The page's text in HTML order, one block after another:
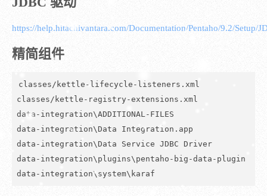
https://help.hitachivantara.com/Documentation/Pentaho/9.2/Setup/
精简组件
classes/kettle-lifecycle-listeners.xml
classes/kettle-registry-extensions.xml
data-integration\ADDITIONAL-FILES
data-integration\Data Integration.app
data-integration\Data Service JDBC Driver
data-integration\plugins\pentaho-big-data-plugin
data-integration\system\karaf